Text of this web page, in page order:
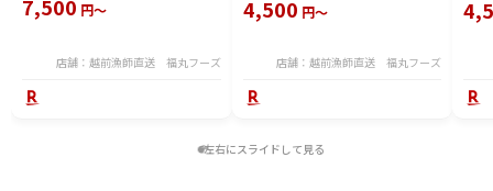
幸 ギフト 越前がに カニ 日
7,500 円～
店舗：越前漁師直送 福丸フーズ
4,500 円～
店舗：越前漁師直送 福丸フーズ
産
左右にスライドして見る